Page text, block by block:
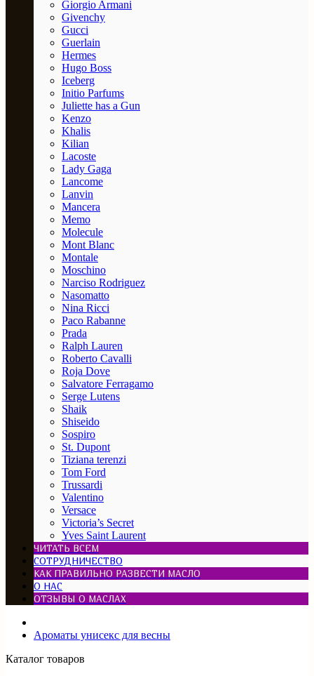
Giorgio Armani
Givenchy
Gucci
Guerlain
Hermes
Hugo Boss
Iceberg
Initio Parfums
Juliette has a Gun
Kenzo
Khalis
Kilian
Lacoste
Lady Gaga
Lancome
Lanvin
Mancera
Memo
Molecule
Mont Blanc
Montale
Moschino
Narciso Rodriguez
Nasomatto
Nina Ricci
Paco Rabanne
Prada
Ralph Lauren
Roberto Cavalli
Roja Dove
Salvatore Ferragamo
Serge Lutens
Shaik
Shiseido
Sospiro
St. Dupont
Tiziana terenzi
Tom Ford
Trussardi
Valentino
Versace
Victoria’s Secret
Yves Saint Laurent
ЧИТАТЬ ВСЕМ
СОТРУДНИЧЕСТВО
КАК ПРАВИЛЬНО РАЗВЕСТИ МАСЛО
О НАС
ОТЗЫВЫ О МАСЛАХ
Ароматы унисекс для весны
Каталог товаров